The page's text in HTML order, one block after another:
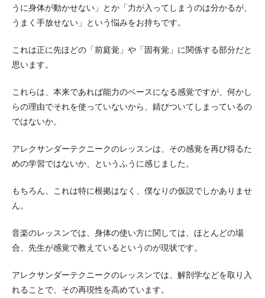
うに身体が動かせない」とか「力が入ってしまうのは分かるが、
うまく手放せない」という悩みをお持ちです。
これは正に先ほどの「前庭覚」や「固有覚」に関係する部分だと
思います。
これらは、本来であれば能力のベースになる感覚ですが、何かし
らの理由でそれを使っていないから、錆びついてしまっているの
ではないか。
アレクサンダーテクニークのレッスンは、その感覚を再び得るた
めの学習ではないか、というふうに感じました。
もちろん、これは特に根拠はなく、僕なりの仮説でしかありませ
ん。
音楽のレッスンでは、身体の使い方に関しては、ほとんどの場
合、先生が感覚で教えているというのが現状です。
アレクサンダーテクニークのレッスンでは、解剖学などを取り入
れることで、その再現性を高めています。